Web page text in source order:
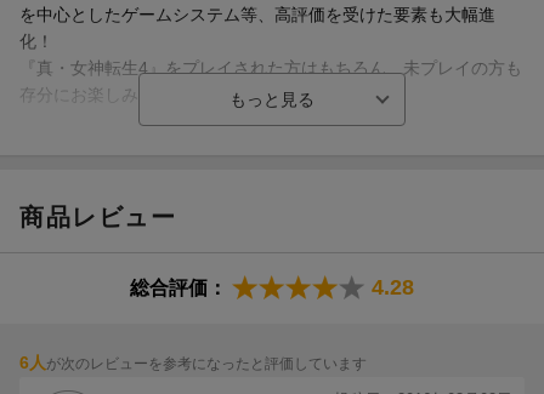
を中心としたゲームシステム等、高評価を受けた要素も大幅進
化！
『真・女神転生4』をプレイされた方はもちろん、未プレイの方も
存分にお楽しみいただける、シリーズ最新作です。
商品レビュー
総合評価： 4.28
6人が次のレビューを参考になったと評価しています